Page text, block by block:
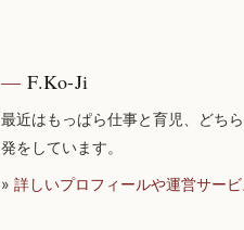
F.Ko-Ji
最近はもっぱら仕事と育児、どち
発をしています。
» 詳しいプロフィールや運営サー